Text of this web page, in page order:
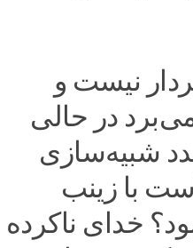
نیست و
در حالی
شبیه‌سازی
با زینب
خدای ناکرده